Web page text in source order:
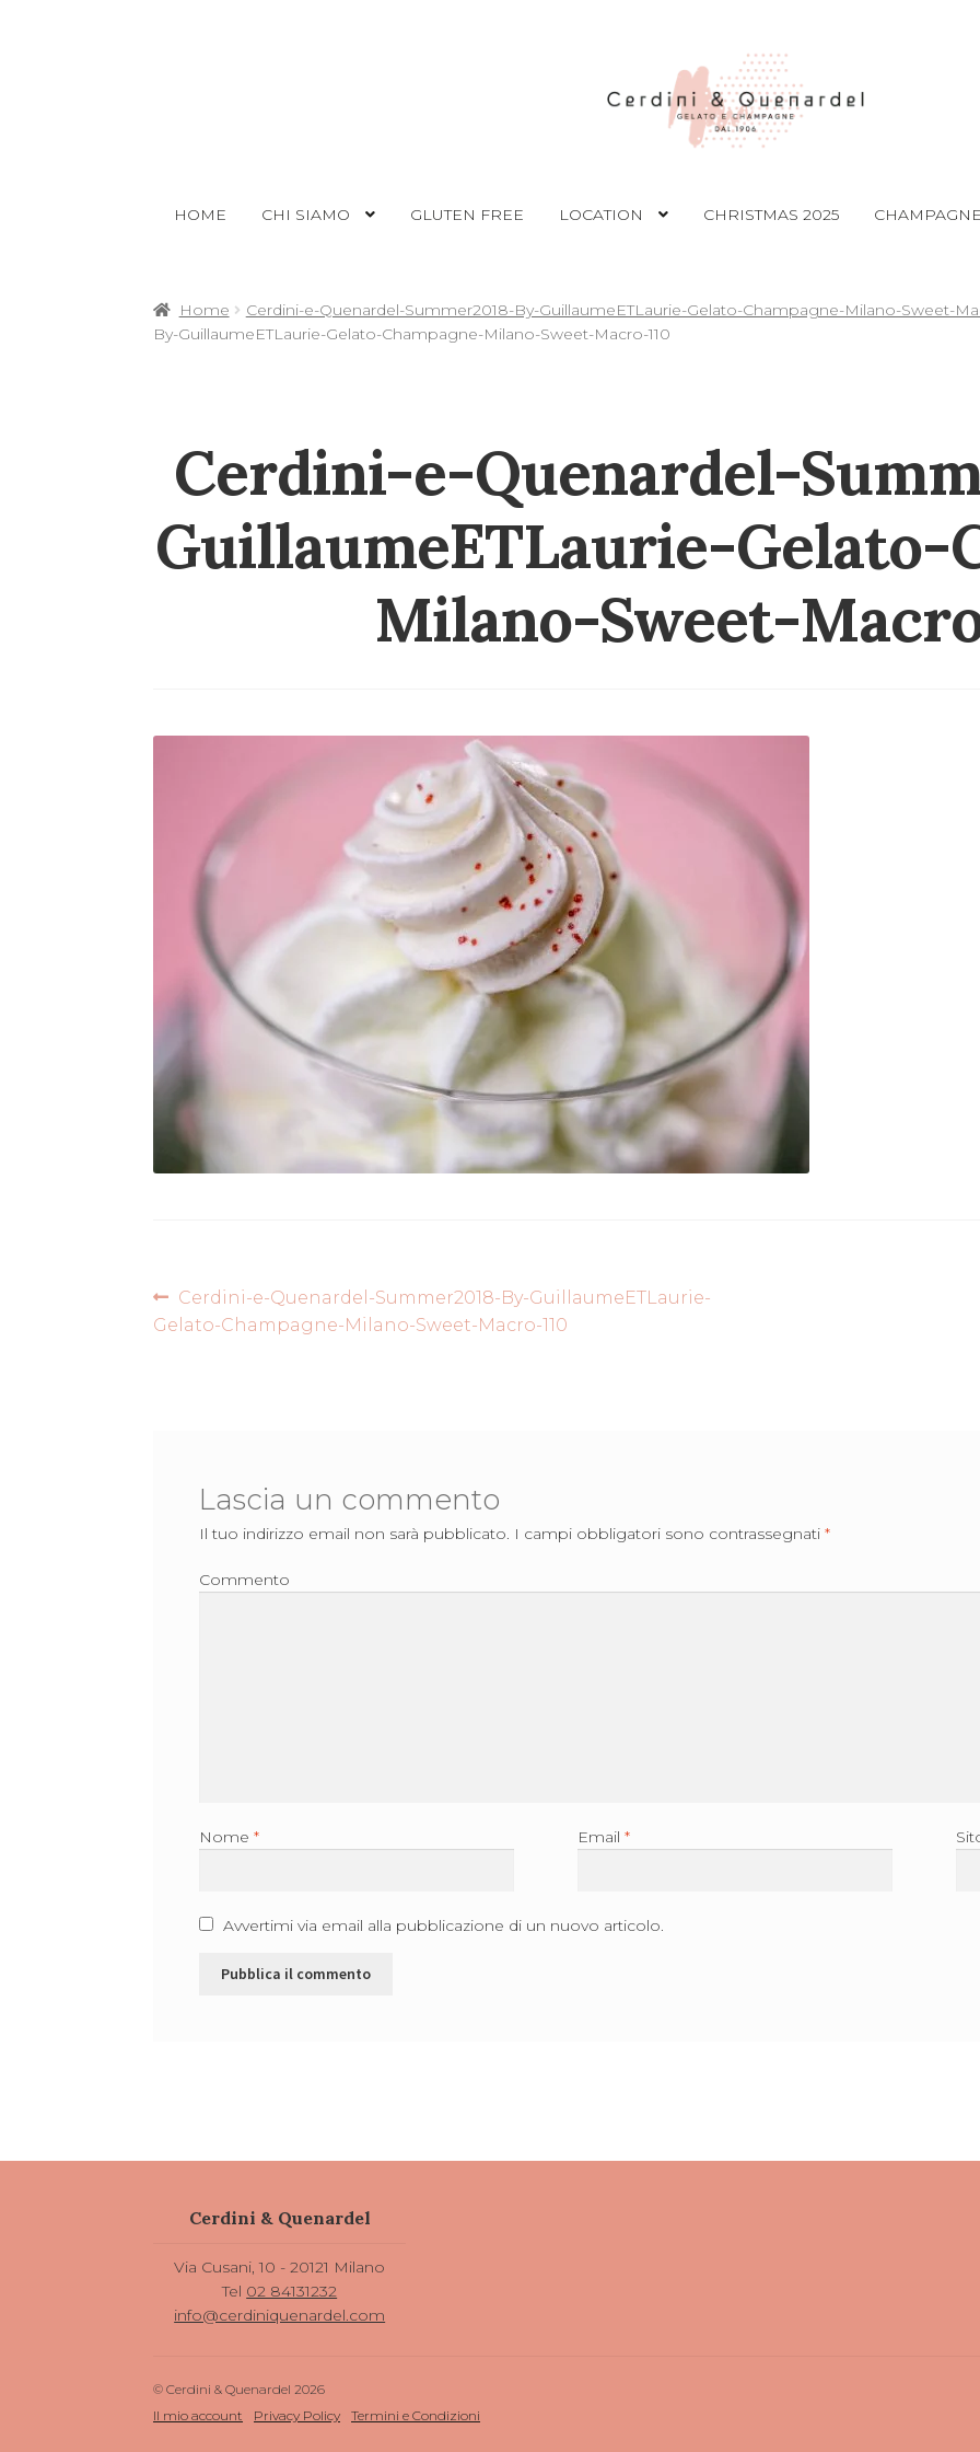
HOME CHI SIAMO GLUTEN FREE LOCATION CHRISTMAS 2025
Home Cerdini-e-Quenardel-Summer2018-By-GuillaumeETLaurie-Gelato-Champagne-Milano-Sweet-
By-GuillaumeETLaurie-Gelato-Champagne-Milano-Sweet-Macro-110
Cerdini-e-Quenardel-
GuillaumeETLaurie-Gelato-
Milano-Sweet-
Navigazione
Articolo
precedente:
Cerdini-e-Quenardel-Summer2018-By-GuillaumeETLaurie-
Gelato-Champagne-Milano-Sweet-Macro-110
Lascia un commento
Il tuo indirizzo email non sarà pubblicato. I campi obbligatori sono contrassegnati *
Commento
Nome * Email *
Avvertimi via email alla pubblicazione di un nuovo articolo.
Cerdini & Quenardel
Via Cusani, 10 - 20121 Milano
Tel 02 84131232
info@cerdiniquenardel.com
© Cerdini & Quenardel 2026
Il mio account
Privacy Policy Termini e Condizioni